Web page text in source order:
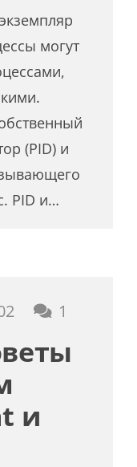
могут
(PID) и
PID и…
1
и